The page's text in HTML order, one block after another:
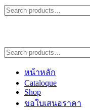
Search
for:>
Search
for:>
หน้าหลัก
Cataloque
Shop
ขอใบเสนอราคา